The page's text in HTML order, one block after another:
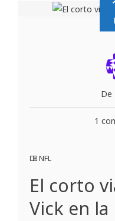
De
1
NFL
El corto
Vick en la